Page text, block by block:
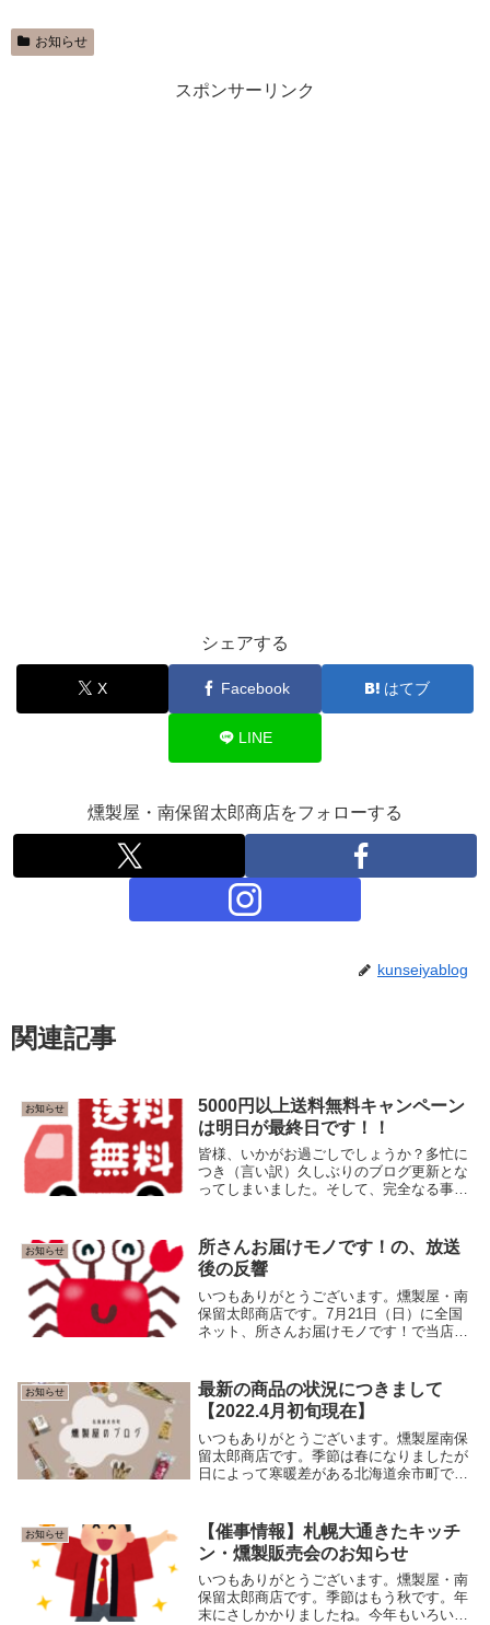
お知らせ
スポンサーリンク
シェアする
X Facebook はてブ
LINE
燻製屋・南保留太郎商店をフォローする
kunseiyablog
関連記事
お知らせ
5000円以上送料無料キャンペーン
は明日が最終日です！！
皆様、いかがお過ごしでしょうか？多忙に
つき（言い訳）久しぶりのブログ更新とな
ってしまいました。そして、完全なる事後
月31日で終了となります！※訳あって夜中
の更新...
お知らせ
所さんお届けモノです！の、放送
後の反響
いつもありがとうございます。燻製屋・南
保留太郎商店です。7月21日（日）に全国
ネット、所さんお届けモノです！で当店が
く・・・さすがビッグスター、所さんの番
組だな！と...
お知らせ
最新の商品の状況につきまして
【2022.4月初旬現在】
いつもありがとうございます。燻製屋南保
留太郎商店です。季節は春になりましたが
日によって寒暖差がある北海道余市町で
たが、品切れ品薄、販売休止になっている
商品が多数あり...
お知らせ
【催事情報】札幌大通きたキッチ
ン・燻製販売会のお知らせ
いつもありがとうございます。燻製屋・南
保留太郎商店です。季節はもう秋です。年
末にさしかかりましたね。今年もいろいろ